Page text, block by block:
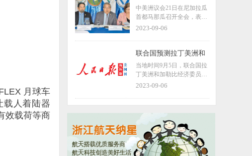
月球车
载人着陆器
效载荷等商
访时，强调了沟通对于促进
中美经济关系的重要性，称
美企“迫切”需要中美之间进
行对话。
局，“断交”效应涌现，
下一个恐是危地马拉
中美洲议会21日在尼加拉瓜
首都马那瓜召开全会，表决
通过关于取消台湾地区立法
议会常驻观察员的两项决
议。
2023-09-06
联合国预测拉丁美洲和
加勒比地区今年经济增
长1.7% 低于2022年的
3.7%
当地时间9月5日，联合国拉
丁美洲和加勒比经济委员会
（拉加经委会）在一份宏观
22年的3.7%，预计2024年经
济增长为1.5%。
2023-09-06